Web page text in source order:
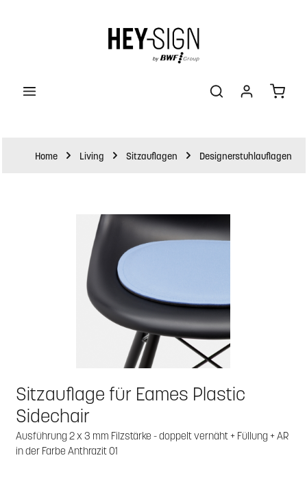
Home Living Sitzauflagen Designerstuhlauflagen
Bildergalerie überspringen
Sitzauflage für Eames Plastic
Sidechair
Ausführung 2 x 3 mm Filzstärke - doppelt vernäht + Füllung + AR
in der Farbe Anthrazit 01